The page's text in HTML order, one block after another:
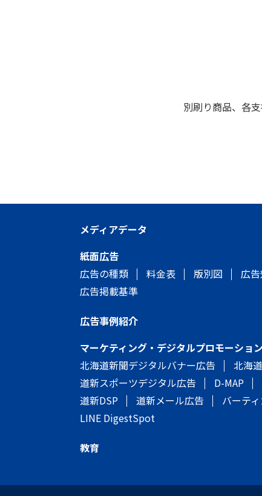
別刷り商品、各
メディアデータ
紙面広告
広告の種類
料金表 版別図 広
広告掲載基準
広告事例紹介
マーケティング・デジタルプロモーション
北海道新聞デジタルバナー広告
北海
道新スポーツデジタル広告
D-MAP
道新DSP
道新メール広告
バーテ
LINE DigestSpot
教育